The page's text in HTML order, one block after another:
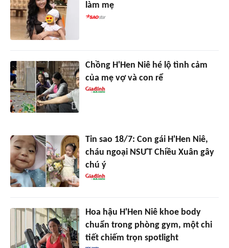
làm mẹ
Chồng H'Hen Niê hé lộ tình cảm
của mẹ vợ và con rể
Tin sao 18/7: Con gái H'Hen Niê,
cháu ngoại NSƯT Chiều Xuân gây
chú ý
Hoa hậu H'Hen Niê khoe body
chuẩn trong phòng gym, một chi
tiết chiếm trọn spotlight